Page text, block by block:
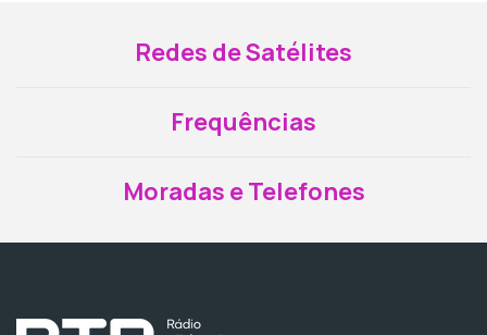
Redes de Satélites
Frequências
Moradas e Telefones